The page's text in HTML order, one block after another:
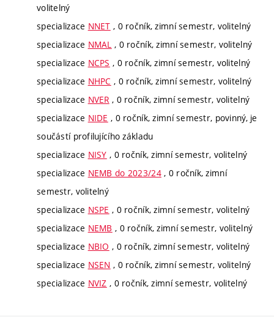
volitelný
specializace NNET , 0 ročník, zimní semestr, volitelný
specializace NMAL , 0 ročník, zimní semestr, volitelný
specializace NCPS , 0 ročník, zimní semestr, volitelný
specializace NHPC , 0 ročník, zimní semestr, volitelný
specializace NVER , 0 ročník, zimní semestr, volitelný
specializace NIDE , 0 ročník, zimní semestr, povinný, je
součástí profilujícího základu
specializace NISY , 0 ročník, zimní semestr, volitelný
specializace NEMB do 2023/24, 0 ročník, zimní
semestr, volitelný
specializace NSPE , 0 ročník, zimní semestr, volitelný
specializace NEMB , 0 ročník, zimní semestr, volitelný
specializace NBIO , 0 ročník, zimní semestr, volitelný
specializace NSEN , 0 ročník, zimní semestr, volitelný
specializace NVIZ , 0 ročník, zimní semestr, volitelný